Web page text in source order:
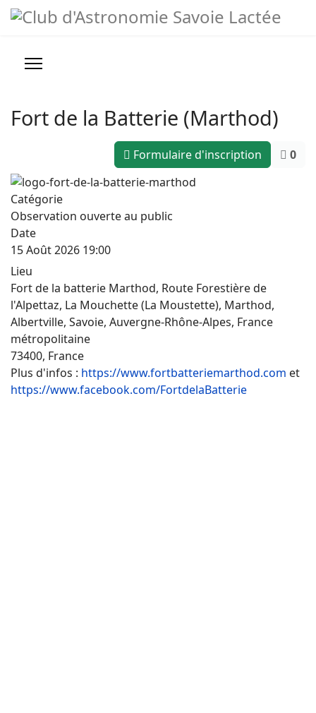
Astuces et Liens
Fort de la Batterie (Marthod)
Formulaire d'inscription 0
Catégorie
Observation ouverte au public
Date
15 Août 2026 19:00
Lieu
Fort de la batterie Marthod, Route Forestière de
l'Alpettaz, La Mouchette (La Moustette), Marthod,
Albertville, Savoie, Auvergne-Rhône-Alpes, France
métropolitaine
73400, France
Plus d'infos : https://www.fortbatteriemarthod.com et
https://www.facebook.com/FortdelaBatterie
précédente
précédent
suivante
suivant